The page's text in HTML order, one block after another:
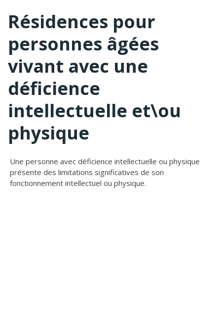
Résidences pour
personnes âgées
vivant avec une
déficience
intellectuelle et\ou
physique
Une personne avec déficience intellectuelle ou physique
présente des limitations significatives de son
fonctionnement intellectuel ou physique.